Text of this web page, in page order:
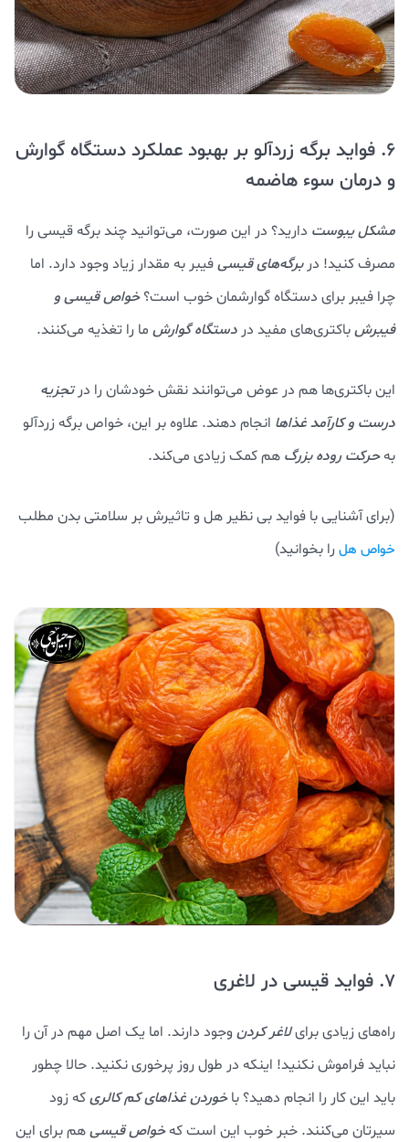
6. فواید برگه زردآلو بر بهبود عملکرد دستگاه گوارش
و درمان سوء هاضمه
مشکل یبوست دارید؟ در این صورت، می‌توانید چند برگه قیسی را
مصرف کنید! دربرگه‌های قیسیفیبر به مقدار زیاد وجود دارد. اما
چرا فیبر برای دستگاه گوارشمان خوب است؟خواص قیسی و
فیبرشباکتری‌های مفید در دستگاه گوارش ما را تغذیه می‌کنند.
این باکتری‌ها هم در عوض می‌توانند نقش خودشان را درتجزیه
درست و کارآمد غذاها انجام دهند. علاوه بر این، خواص برگه زردآلو
بهحرکت روده بزرگ هم کمک زیادی می‌کند.
(برای آشنایی با فواید بی نظیر هل و تاثیرش بر سلامتی بدن مطلب
خواص هل را بخوانید)
7. فواید قیسی در لاغری
راه‌های زیادی برایلاغر کردن وجود دارند. اما یک اصل مهم در آن را
نباید فراموش نکنید! اینکه در طول روز پرخوری نکنید. حالا چطور
باید این کار را انجام دهید؟ باخوردن غذاهای کم کالریکه زود
سیرتان می‌کنند. خبر خوب این است کهخواص قیسیهم برای این